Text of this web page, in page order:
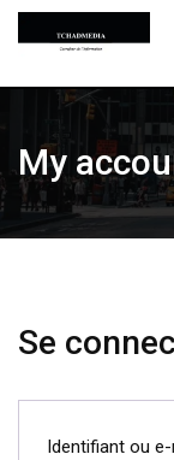
Skip
My
Se
Identifiant ou